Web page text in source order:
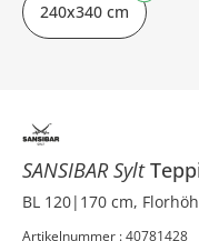
SANSIBAR Sylt
BL 120|170 cm,
Artikelnummer : 40781428
240x340 cm